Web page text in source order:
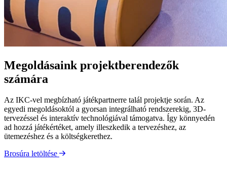
Megoldásaink projektberendezők
számára
Az IKC-vel megbízható játékpartnerre talál projektje során. Az
egyedi megoldásoktól a gyorsan integrálható rendszerekig, 3D-
tervezéssel és interaktív technológiával támogatva. Így könnyedén
ad hozzá játékértéket, amely illeszkedik a tervezéshez, az
ütemezéshez és a költségkerethez.
Brosúra letöltése